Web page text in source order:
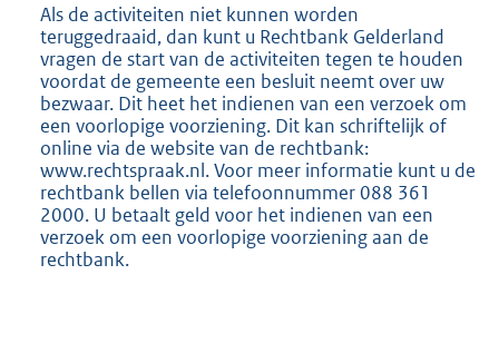
Als de activiteiten niet kunnen worden
teruggedraaid, dan kunt u Rechtbank Gelderland
vragen de start van de activiteiten tegen te houden
voordat de gemeente een besluit neemt over uw
bezwaar. Dit heet het indienen van een verzoek om
een voorlopige voorziening. Dit kan schriftelijk of
online via de website van de rechtbank:
www.rechtspraak.nl. Voor meer informatie kunt u de
rechtbank bellen via telefoonnummer 088 361
2000. U betaalt geld voor het indienen van een
verzoek om een voorlopige voorziening aan de
rechtbank.